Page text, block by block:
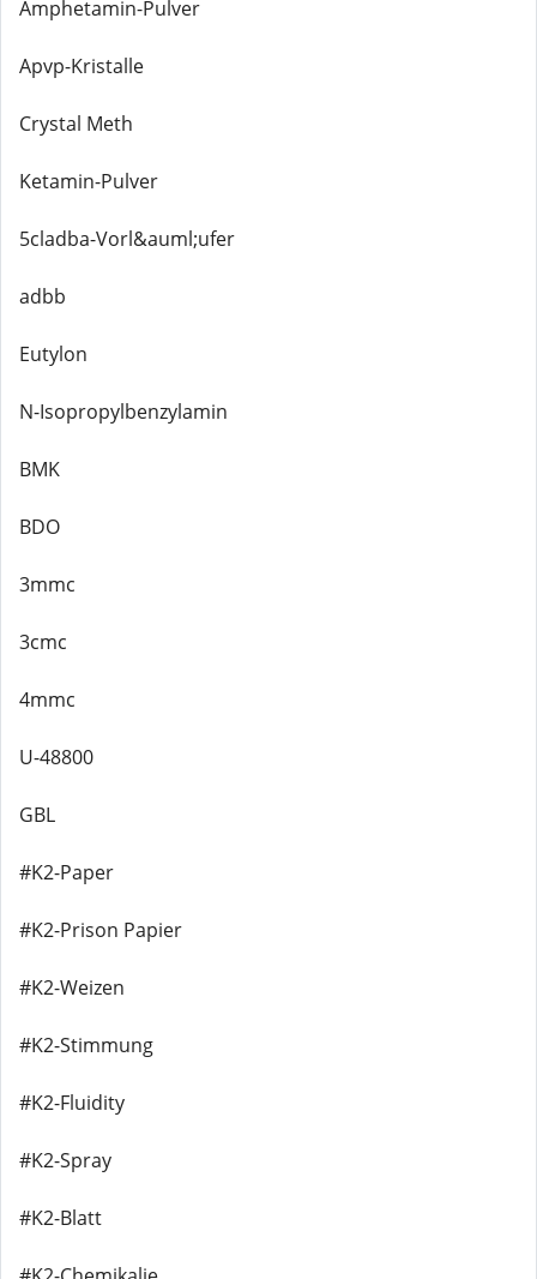
Amphetamin-Pulver
Apvp-Kristalle
Crystal Meth
Ketamin-Pulver
5cladba-Vorl&auml;ufer
adbb
Eutylon
N-Isopropylbenzylamin
BMK
BDO
3mmc
3cmc
4mmc
U-48800
GBL
#K2-Paper
#K2-Prison Papier
#K2-Weizen
#K2-Stimmung
#K2-Fluidity
#K2-Spray
#K2-Blatt